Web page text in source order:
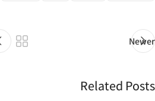
Newer
Related Posts